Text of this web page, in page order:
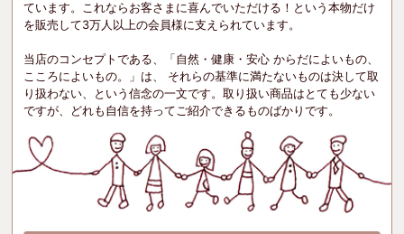
ています。これならお客さまに喜んでいただける！という本物だけ
を販売して3万人以上の会員様に支えられています。
当店のコンセプトである、「自然・健康・安心 からだによいもの、
こころによいもの。」は、 それらの基準に満たないものは決して取
り扱わない、という信念の一文です。取り扱い商品はとても少ない
ですが、どれも自信を持ってご紹介できるものばかりです。